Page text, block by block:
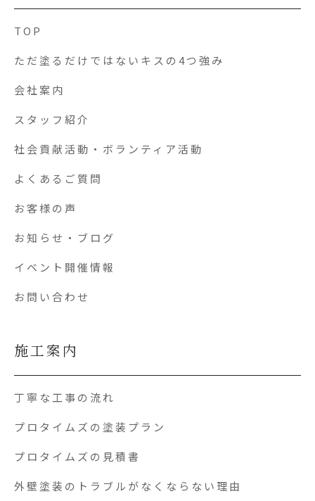
TOP
ただ塗るだけではないキスの4つ強み
会社案内
スタッフ紹介
社会貢献活動・ボランティア活動
よくあるご質問
お客様の声
お知らせ・ブログ
イベント開催情報
お問い合わせ
施工案内
丁寧な工事の流れ
プロタイムズの塗装プラン
プロタイムズの見積書
外壁塗装のトラブルがなくならない理由